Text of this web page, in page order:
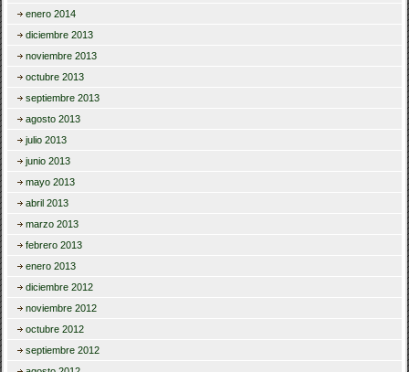
enero 2014
diciembre 2013
noviembre 2013
octubre 2013
septiembre 2013
agosto 2013
julio 2013
junio 2013
mayo 2013
abril 2013
marzo 2013
febrero 2013
enero 2013
diciembre 2012
noviembre 2012
octubre 2012
septiembre 2012